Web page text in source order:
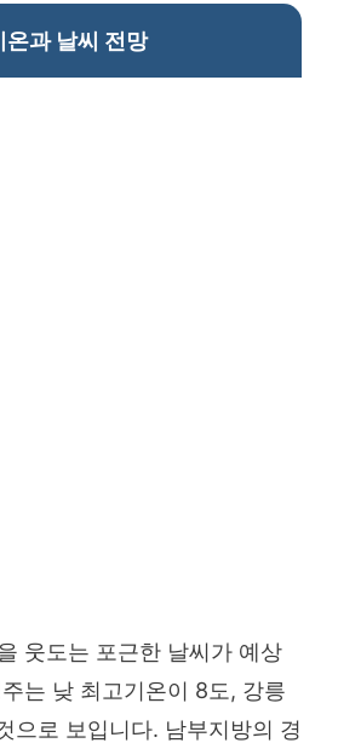
온과 날씨 전망
웃도는 포근한 날씨가 예상
는 낮 최고기온이 8도, 강릉
으로 보입니다. 남부지방의 경